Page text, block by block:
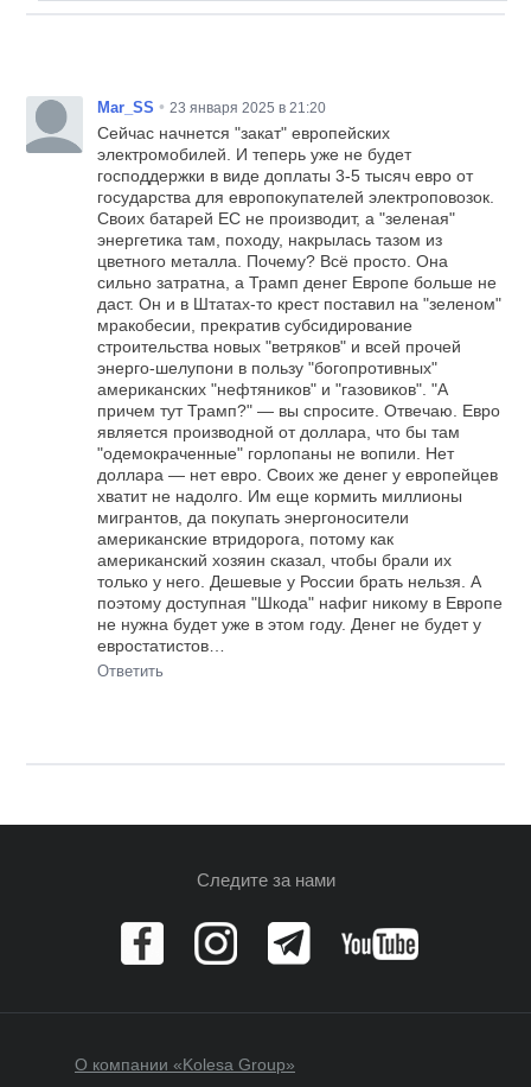
Mar_SS • 23 января 2025 в 21:20
Сейчас начнется "закат" европейских
электромобилей. И теперь уже не будет
господдержки в виде доплаты 3-5 тысяч евро от
государства для европокупателей электроповозок.
Своих батарей ЕС не производит, а "зеленая"
энергетика там, походу, накрылась тазом из
цветного металла. Почему? Всё просто. Она
сильно затратна, а Трамп денег Европе больше не
даст. Он и в Штатах-то крест поставил на "зеленом"
мракобесии, прекратив субсидирование
строительства новых "ветряков" и всей прочей
энерго-шелупони в пользу "богопротивных"
американских "нефтяников" и "газовиков". "А
причем тут Трамп?" — вы спросите. Отвечаю. Евро
является производной от доллара, что бы там
"одемокраченные" горлопаны не вопили. Нет
доллара — нет евро. Своих же денег у европейцев
хватит не надолго. Им еще кормить миллионы
мигрантов, да покупать энергоносители
американские втридорога, потому как
американский хозяин сказал, чтобы брали их
только у него. Дешевые у России брать нельзя. А
поэтому доступная "Шкода" нафиг никому в Европе
не нужна будет уже в этом году. Денег не будет у
евростатистов…
Ответить
Следите за нами
О компании «Kolesa Group»